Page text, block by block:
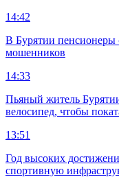
14:42
В Бурятии пенсионеры
мошенников
14:33
Пьяный житель
велосипед, чтобы
13:51
Год высоких
спортивную